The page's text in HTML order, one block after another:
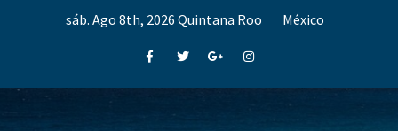
sáb. Ago 8th, 2026 Quintana Roo México
FacebookTwitterGoogle+Instagram